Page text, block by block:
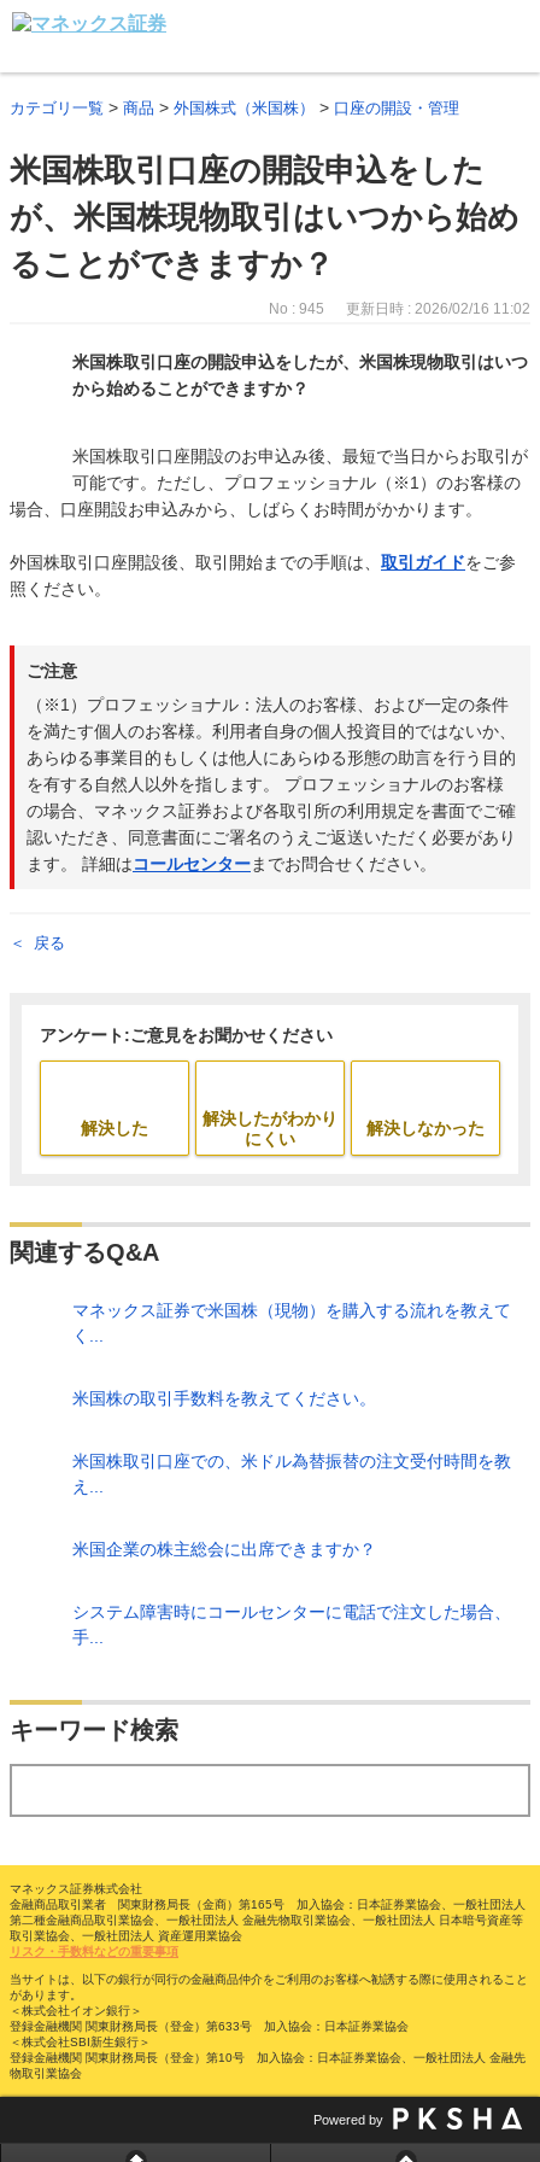
カテゴリ一覧 > 商品 > 外国株式（米国株） > 口座の開設・管理
米国株取引口座の開設申込をした
が、米国株現物取引はいつから始め
ることができますか？
No : 945 更新日時 : 2026/02/16 11:02
米国株取引口座の開設申込をしたが、米国株現物取引はいつ
から始めることができますか？
米国株取引口座開設のお申込み後、最短で当日からお取引が
可能です。ただし、プロフェッショナル（※1）のお客様の
場合、口座開設お申込みから、しばらくお時間がかかります。
外国株取引口座開設後、取引開始までの手順は、 取引ガイドをご参
照ください。
ご注意
（※1）プロフェッショナル：法人のお客様、および一定の条件
を満たす個人のお客様。利用者自身の個人投資目的ではないか、
あらゆる事業目的もしくは他人にあらゆる形態の助言を行う目的
を有する自然人以外を指します。 プロフェッショナルのお客様
の場合、マネックス証券および各取引所の利用規定を書面でご確
認いただき、同意書面にご署名のうえご返送いただく必要があり
ます。 詳細はコールセンターまでお問合せください。
戻る
アンケート:ご意見をお聞かせください
解決した
解決したがわかり
にくい
解決しなかった
関連するQ&A
マネックス証券で米国株（現物）を購入する流れを教えて
く...
米国株の取引手数料を教えてください。
米国株取引口座での、米ドル為替振替の注文受付時間を教
え...
米国企業の株主総会に出席できますか？
システム障害時にコールセンターに電話で注文した場合、
手...
キーワード検索
マネックス証券株式会社
金融商品取引業者 関東財務局長（金商）第165号 加入協会：日本証券業協会、一般社団法人
第二種金融商品取引業協会、一般社団法人 金融先物取引業協会、一般社団法人 日本暗号資産等
取引業協会、一般社団法人 資産運用業協会
リスク・手数料などの重要事項
当サイトは、以下の銀行が同行の金融商品仲介をご利用のお客様へ勧誘する際に使用されること
があります。
＜株式会社イオン銀行＞
登録金融機関 関東財務局長（登金）第633号 加入協会：日本証券業協会
＜株式会社SBI新生銀行＞
登録金融機関 関東財務局長（登金）第10号 加入協会：日本証券業協会、一般社団法人 金融先
物取引業協会
Powered by